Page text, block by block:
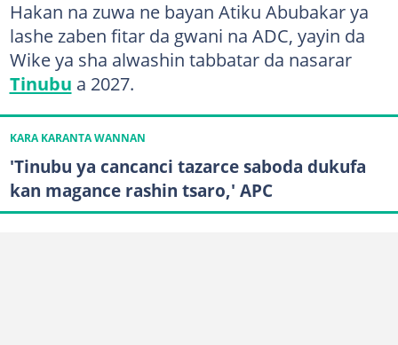
Hakan na zuwa ne bayan Atiku Abubakar ya
lashe zaben fitar da gwani na ADC, yayin da
Wike ya sha alwashin tabbatar da nasarar
Tinubu a 2027.
KARA KARANTA WANNAN
'Tinubu ya cancanci tazarce saboda dukufa
kan magance rashin tsaro,' APC